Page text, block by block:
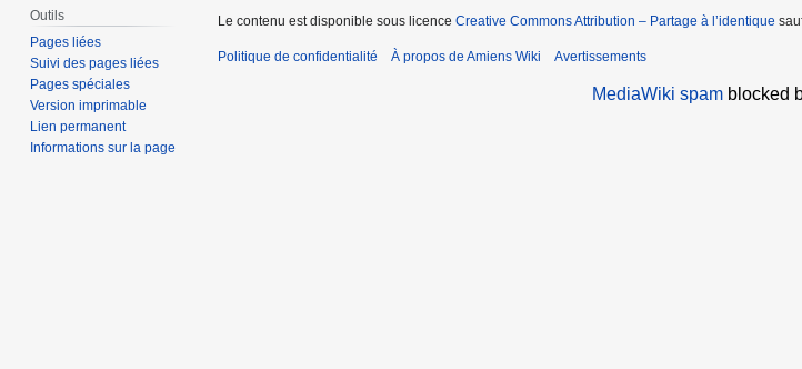
Outils
Pages liées
Suivi des pages liées
Pages spéciales
Version imprimable
Lien permanent
Informations sur la page
Le contenu est disponible sous licence Creative Commons Attribution – Partage à l’identique
Politique de confidentialité À propos de Amiens Wiki Avertissements
MediaWiki spamblocked